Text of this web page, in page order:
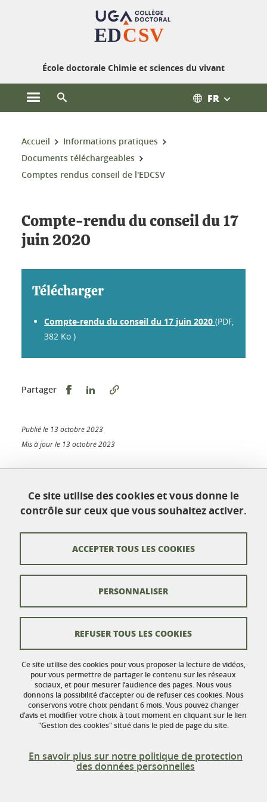
École doctorale Chimie et sciences du vivant
Ouvrir le menu principal FR
Vous êtes ici :
Accueil
Informations pratiques
Documents téléchargeables
Comptes rendus conseil de l'EDCSV
Compte-rendu du conseil du 17
juin 2020
Télécharger
Compte-rendu du conseil du 17 juin 2020 (PDF,
382 Ko )
Partager Partager sur Facebook
Partager sur LinkedIn
Publié le 13 octobre 2023
Mis à jour le 13 octobre 2023
École doctorale Chimie et sciences du vivant
Université Grenoble Alpes
110 rue de la Chimie
Domaine Universitaire
38402 Saint-Martin-d'Hères
Crédits
Mentions légales
Données personnelles
Gestion des cookies
Ce site utilise des cookies et vous donne le
contrôle sur ceux que vous souhaitez activer.
Ce site utilise des cookies pour vous proposer la lecture de vidéos,
pour vous permettre de partager le contenu sur les réseaux
sociaux, et pour mesurer l’audience des pages. Nous vous
donnons la possibilité d’accepter ou de refuser ces cookies. Nous
conservons votre choix pendant 6 mois. Vous pouvez changer
d’avis et modifier votre choix à tout moment en cliquant sur le lien
"Gestion des cookies" situé dans le pied de page du site.
En savoir plus sur notre politique de protection
des données personnelles
ACCEPTER TOUS LES COOKIES
REFUSER TOUS LES COOKIES
PERSONNALISER